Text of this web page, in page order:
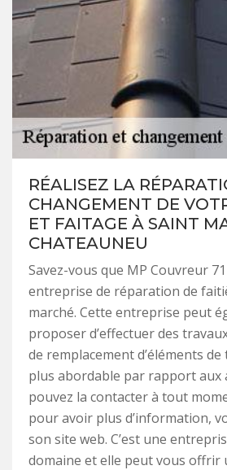
RÉALISEZ LA
CHANGEMENT DE
ET FAITAGE À SAINT
CHATEAUNEU
Savez-vous que MP Couvreur
entreprise de réparation de
marché. Cette entreprise peut
proposer d’effectuer des
de remplacement d’éléments
plus abordable par rapport aux
pouvez la contacter à tout
pour avoir plus d’information,
son site web. C’est une
domaine et elle peut vous offrir